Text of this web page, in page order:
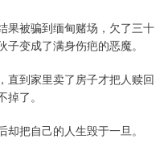
果被骗到缅甸赌场，欠了三十
变成了满身伤疤的恶魔。
直到家里卖了房子才把人赎回
了。
把自己的人生毁于一旦。